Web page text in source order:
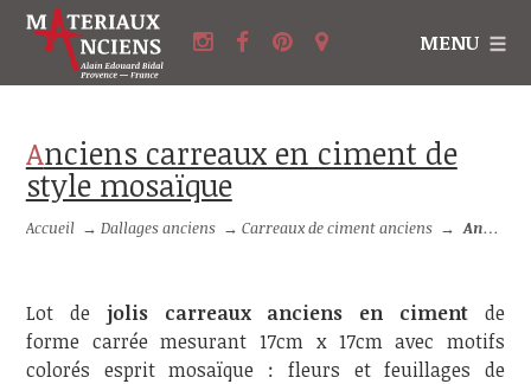
MENU
Anciens carreaux en ciment de
style mosaïque
Accueil → Dallages anciens →Carreaux de ciment anciens → Anciens carreaux en ciment de style mosaïque
Lot de jolis carreaux anciens en ciment de
forme carrée mesurant 17cm x 17cm avec motifs
colorés esprit mosaïque : fleurs et feuillages de